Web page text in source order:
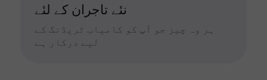
نئے تاجران کے لئے
ہر وہ چیز جو آپ کو کامیاب ٹریڈنگ کے
لیے درکار ہے